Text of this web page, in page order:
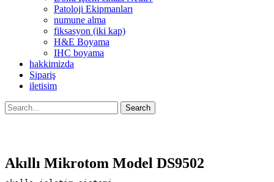
Patoloji Ekipmanları
numune alma
fiksasyon (iki kap)
H&E Boyama
IHC boyama
hakkimizda
Sipariş
iletisim
Search
Akıllı Mikrotom Model DS9502